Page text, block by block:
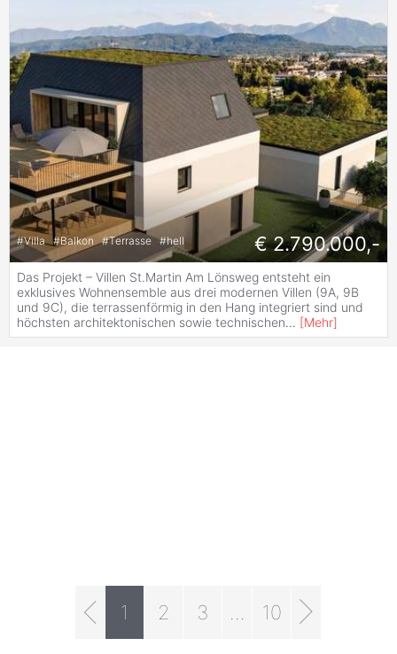
#Villa #Balkon #Terrasse #hell € 2.790.000,-
Das Projekt – Villen St.Martin Am Lönsweg entsteht ein
exklusives Wohnensemble aus drei modernen Villen (9A, 9B
und 9C), die terrassenförmig in den Hang integriert sind und
höchsten architektonischen sowie technischen... [Mehr]
1 2 3 10